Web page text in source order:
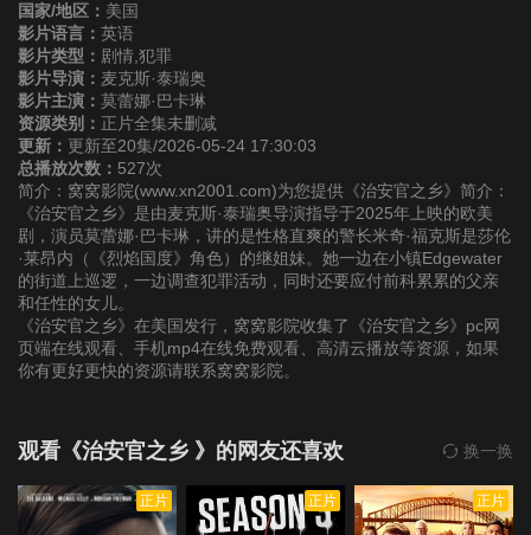
第13集
第16集
第19集 第20集
国家/地区： 美国
影片语言： 英语
影片类型： 剧情,犯罪
影片导演： 麦克斯·泰瑞奥
影片主演： 莫蕾娜·巴卡琳
资源类别： 正片全集未删减
更新： 更新至20集/2026-05-24 17:30:03
总播放次数： 527次
简介：窝窝影院(www.xn2001.com)为您提供《治安官之乡》简介：
《治安官之乡》是由麦克斯·泰瑞奥导演指导于2025年上映的欧美
剧，演员莫蕾娜·巴卡琳，讲的是性格直爽的警长米奇·福克斯是莎伦
·莱昂内（《烈焰国度》角色）的继姐妹。她一边在小镇Edgewater
的街道上巡逻，一边调查犯罪活动，同时还要应付前科累累的父亲
和任性的女儿。
《治安官之乡》在美国发行，窝窝影院收集了《治安官之乡》pc网
页端在线观看、手机mp4在线免费观看、高清云播放等资源，如果
你有更好更快的资源请联系窝窝影院。
观看《治安官之乡 》的网友还喜欢 换一换
正片 正片 正片